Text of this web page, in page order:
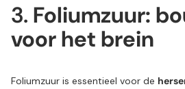
3. Foliumzuur:
voor het brein
Foliumzuur is essentieel voor de